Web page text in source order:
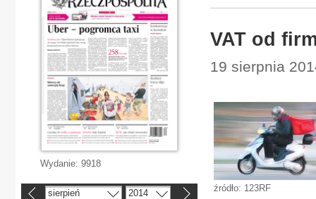
VAT od
19 sierpnia
źródło: 123RF
Wydanie: 9918
sierpień 2014